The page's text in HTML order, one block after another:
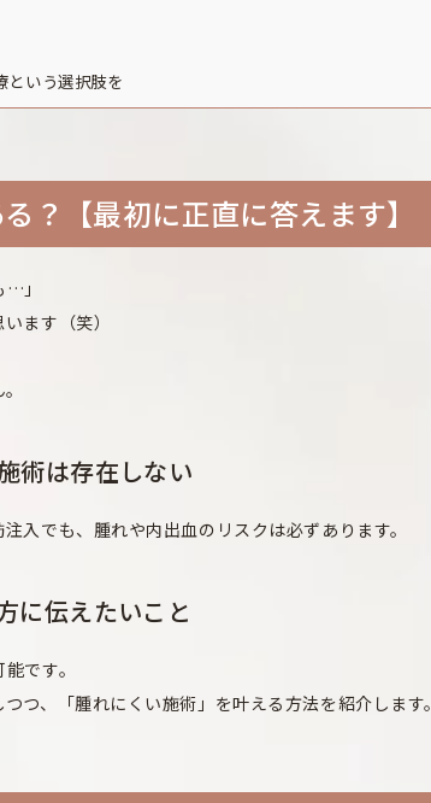
という選択肢を
？【最初に正直に答えます】
」
ます（笑）
術は存在しない
入でも、腫れや内出血のリスクは必ずあります。
に伝えたいこと
です。
つ、「腫れにくい施術」を叶える方法を紹介します。